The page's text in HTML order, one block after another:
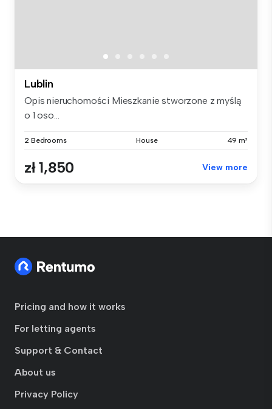
Lublin
Opis nieruchomości Mieszkanie stworzone z myślą
o 1 oso...
2 Bedrooms House 49 m²
zł 1,850 View more
Pricing and how it works
For letting agents
Support & Contact
About us
Privacy Policy